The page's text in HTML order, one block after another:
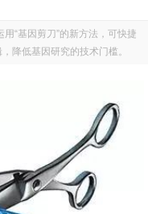
“基因剪刀”的新方法，可快捷
降低基因研究的技术门槛。